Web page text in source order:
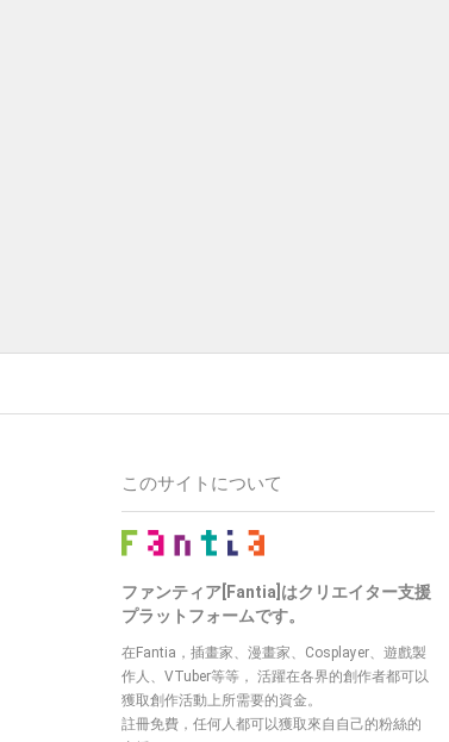
このサイトについて
ファンティア[Fantia]はクリエイター支援
プラットフォームです。
在Fantia，插畫家、漫畫家、Cosplayer、遊戲製
作人、VTuber等等， 活躍在各界的創作者都可以
獲取創作活動上所需要的資金。
註冊免費，任何人都可以獲取來自自己的粉絲的